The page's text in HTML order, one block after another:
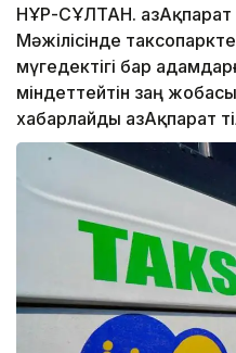
НҰР-СҰЛТАН. ҚазАқпарат
Мәжілісінде
мүгедектігі бар
міндеттейтін заң
хабарлайды ҚазАқпарат